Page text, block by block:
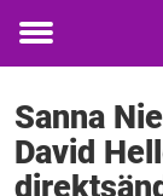
Toggle
Sanna
David